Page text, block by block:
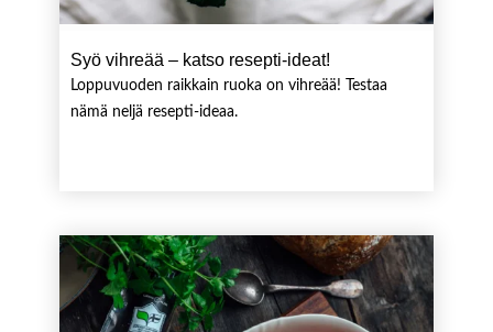
Syö vihreää – katso resepti-ideat!
Loppuvuoden raikkain ruoka on vihreää! Testaa
nämä neljä resepti-ideaa.